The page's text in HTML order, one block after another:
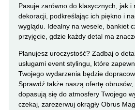
Pasuje zarówno do klasycznych, jak i
dekoracji, podkreślając ich piękno i
wyglądu. Idealny na wesele, bankiet
przyjęcie, gdzie każdy detal ma
Planujesz uroczystość? Zadbaj o
usługami event stylingu, które
Twojego wydarzenia będzie
Sprawdź także naszą ofertę
dopasują się do atmosfery Twojego
czekaj, zarezerwuj okrągły Obrus